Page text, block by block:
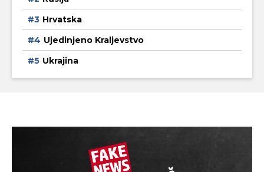
Hrvatska
Ujedinjeno Kraljevstvo
Ukrajina